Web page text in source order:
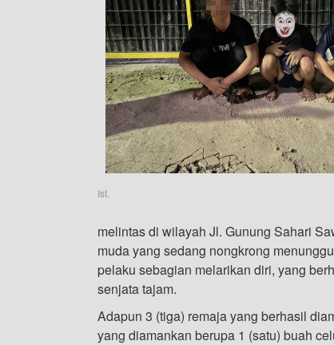
Ist.
melintas di wilayah Jl. Gunung Sahari
muda yang sedang nongkrong
pelaku sebagian melarikan diri, yang
senjata tajam.
Adapun 3 (tiga) remaja yang berhasil
yang diamankan berupa 1 (satu) buah